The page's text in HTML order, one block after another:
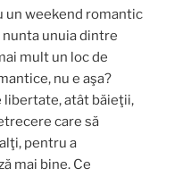
un weekend romantic
nunta unuia dintre
mult un loc de
nu e aşa?
libertate, atât băieţii,
care să
pentru a
mai bine. Ce